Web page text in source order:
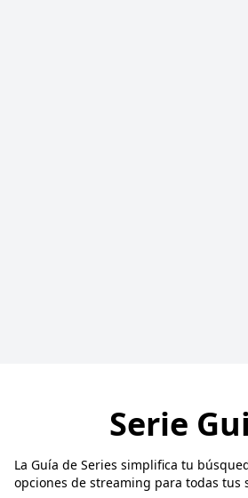
Serie
La Guía de Series simplifica tu
opciones de streaming para todas tus